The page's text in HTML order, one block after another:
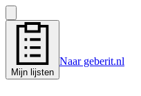
Mijn lijsten
Naar geberit.nl